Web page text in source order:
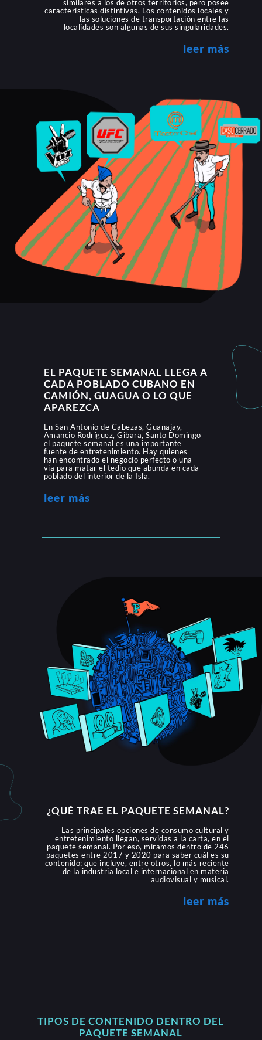
similares a los de otros territorios, pero posee
características distintivas. Los contenidos locales y
las soluciones de transportación entre las
localidades son algunas de sus singularidades.
leer más
EL PAQUETE SEMANAL LLEGA A
CADA POBLADO CUBANO EN
CAMIÓN, GUAGUA O LO QUE
APAREZCA
En San Antonio de Cabezas, Guanajay,
Amancio Rodríguez, Gibara, Santo Domingo
el paquete semanal es una importante
fuente de entretenimiento. Hay quienes
han encontrado el negocio perfecto o una
vía para matar el tedio que abunda en cada
poblado del interior de la Isla.
leer más
¿QUÉ TRAE EL PAQUETE SEMANAL?
Las principales opciones de consumo cultural y
entretenimiento llegan, servidas a la carta, en el
paquete semanal. Por eso, miramos dentro de 246
paquetes entre 2017 y 2020 para saber cuál es su
contenido; que incluye, entre otros, lo más reciente
de la industria local e internacional en materia
audiovisual y musical.
leer más
TIPOS DE CONTENIDO DENTRO DEL
PAQUETE SEMANAL